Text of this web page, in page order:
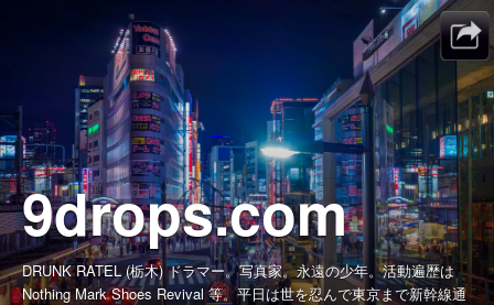
9drops.com
DRUNK RATEL (栃木) ドラマー。写真家。永遠の少年。活動遍歴は
Nothing Mark Shoes Revival 等。平日は世を忍んで東京まで新幹線通